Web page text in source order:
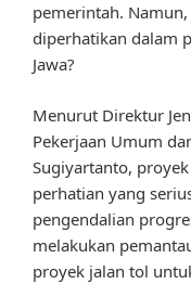
pemerintah.
diperhatikan dalam
Jawa?
Menurut Direktur
Pekerjaan Umum
Sugiyartanto,
perhatian yang
pengendalian
melakukan
proyek jalan tol